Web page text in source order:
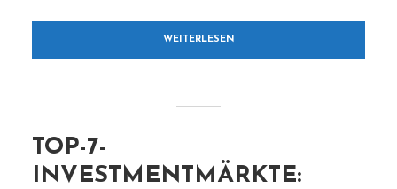
WEITERLESEN
TOP-7-
INVESTMENTMÄRKTE: